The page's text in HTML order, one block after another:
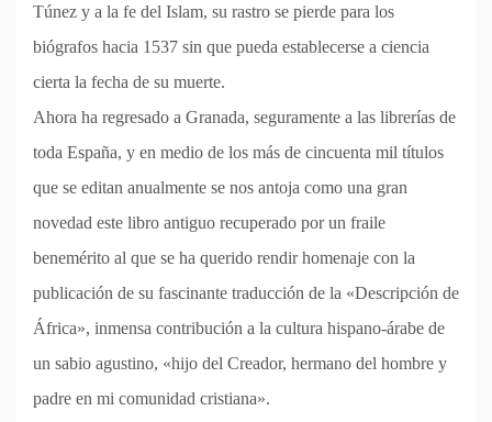
Túnez y a la fe del Islam, su rastro se pierde para los
biógrafos hacia 1537 sin que pueda establecerse a ciencia
cierta la fecha de su muerte.
Ahora ha regresado a Granada, seguramente a las librerías de
toda España, y en medio de los más de cincuenta mil títulos
que se editan anualmente se nos antoja como una gran
novedad este libro antiguo recuperado por un fraile
benemérito al que se ha querido rendir homenaje con la
publicación de su fascinante traducción de la «Descripción de
África», inmensa contribución a la cultura hispano-árabe de
un sabio agustino, «hijo del Creador, hermano del hombre y
padre en mi comunidad cristiana».